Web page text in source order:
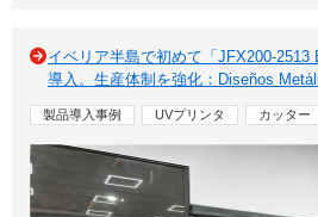
イベリア半島で初めて「JFX200-2513
導入。生産体制を強化：Diseños
製品導入事例 UVプリンタ カッター